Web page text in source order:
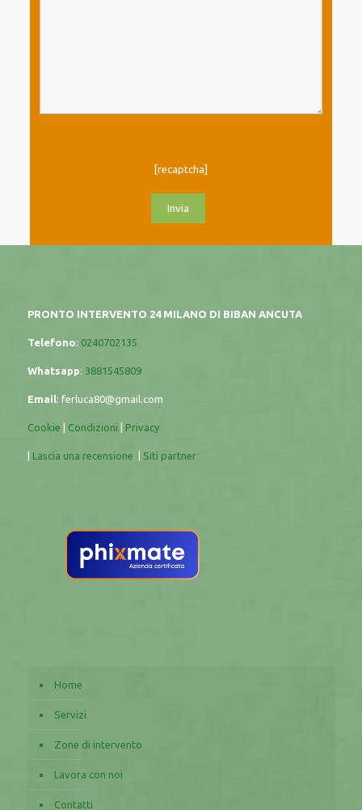
[recaptcha]
PRONTO INTERVENTO 24 MILANO DI BIBAN ANCUTA
Telefono: 0240702135
Whatsapp: 3881545809
Email: ferluca80@gmail.com
Cookie Condizioni Privacy
Lascia una recensione Siti partner
Home
Servizi
Zone di intervento
Lavora con noi
Contatti